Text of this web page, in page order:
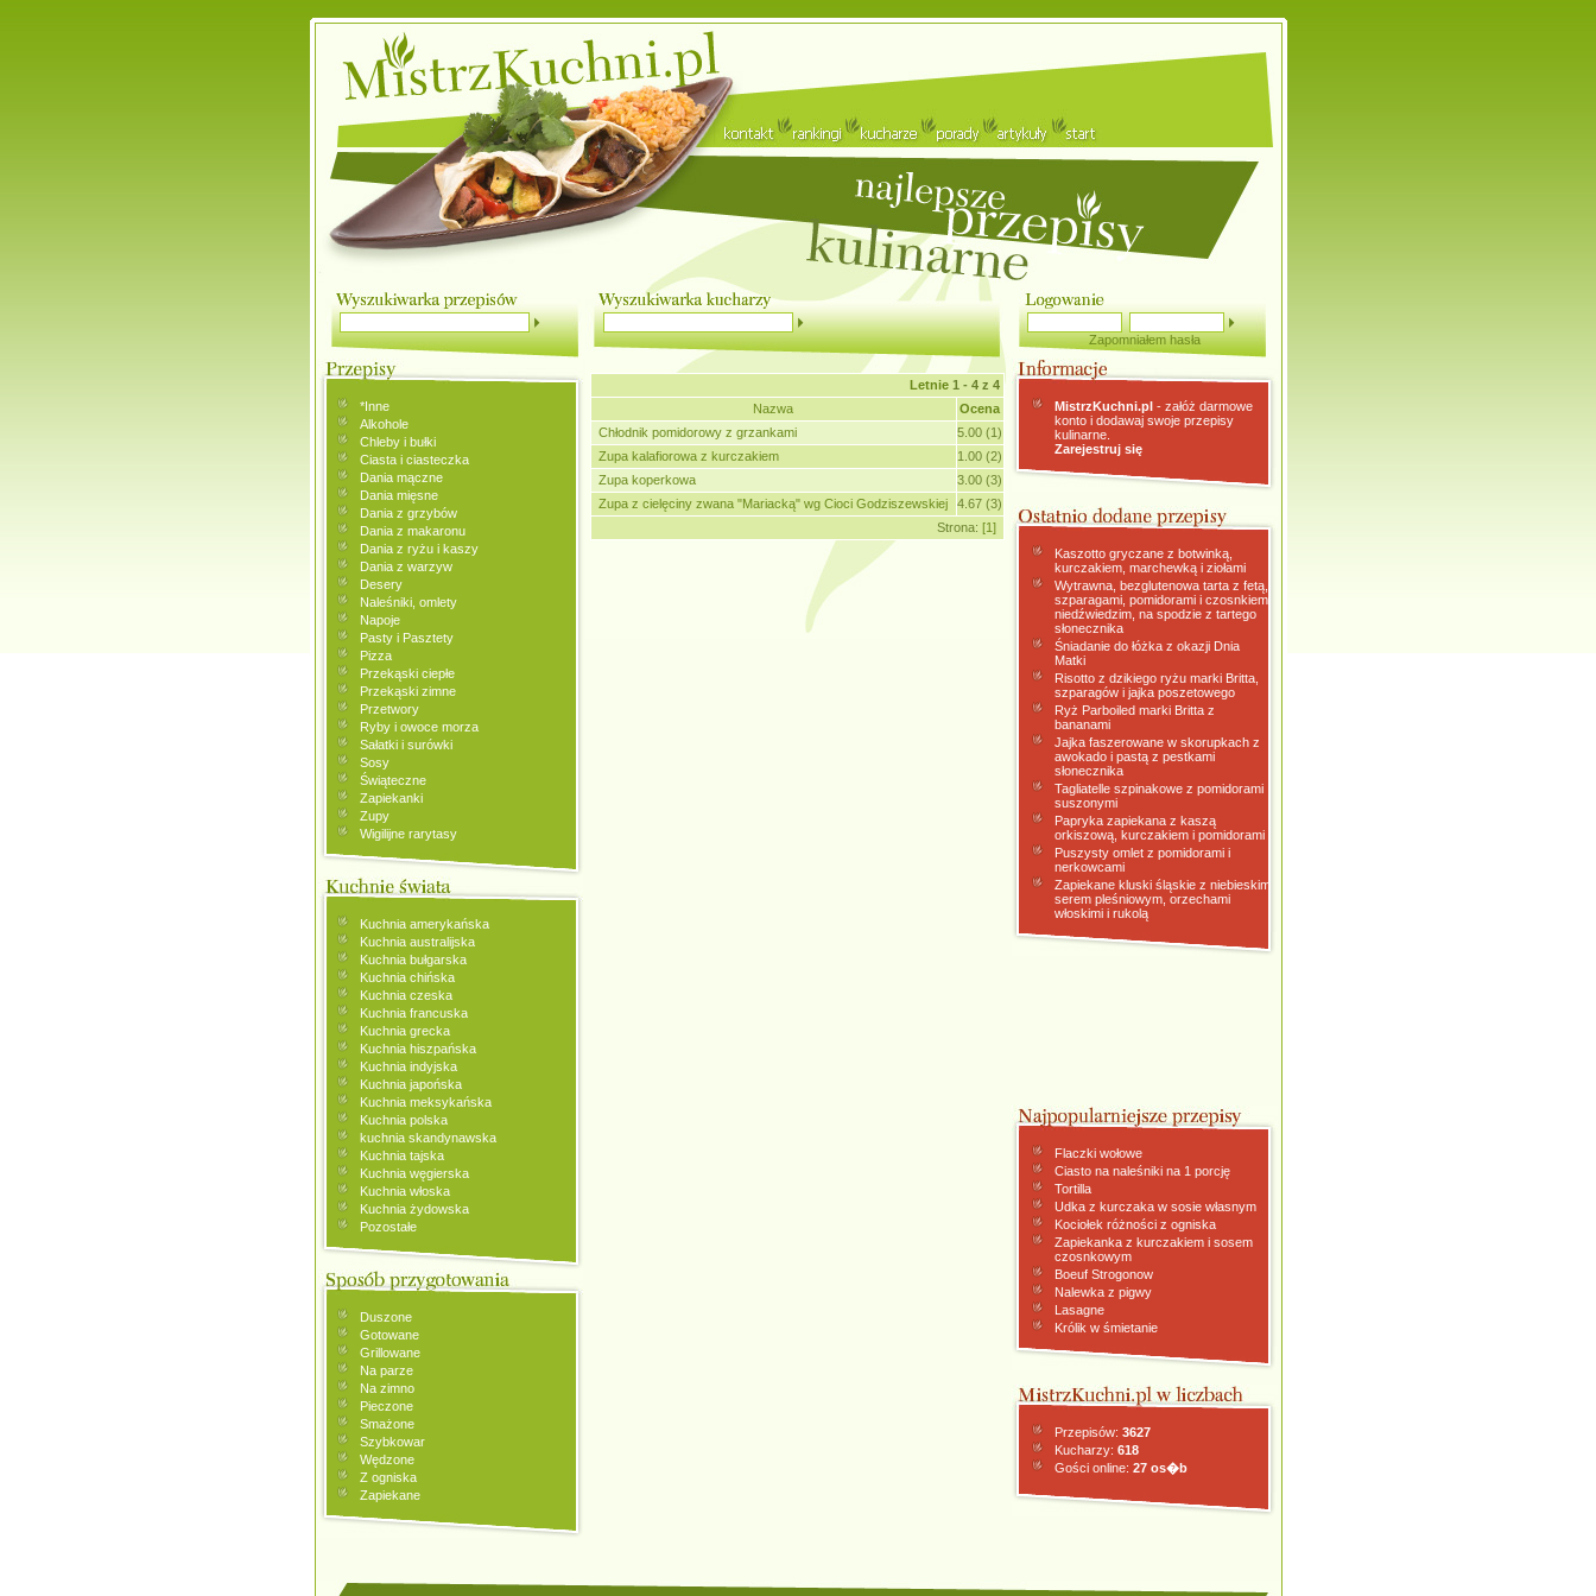
Zapomniałem hasła
*Inne
Alkohole
Chleby i bułki
Ciasta i ciasteczka
Dania mączne
Dania mięsne
Dania z grzybów
Dania z makaronu
Dania z ryżu i kaszy
Dania z warzyw
Desery
Naleśniki, omlety
Napoje
Pasty i Pasztety
Pizza
Przekąski ciepłe
Przekąski zimne
Przetwory
Ryby i owoce morza
Sałatki i surówki
Sosy
Świąteczne
Zapiekanki
Zupy
Wigilijne rarytasy
Kuchnia amerykańska
Kuchnia australijska
Kuchnia bułgarska
Kuchnia chińska
Kuchnia czeska
Kuchnia francuska
Kuchnia grecka
Kuchnia hiszpańska
Kuchnia indyjska
Kuchnia japońska
Kuchnia meksykańska
Kuchnia polska
kuchnia skandynawska
Kuchnia tajska
Kuchnia węgierska
Kuchnia włoska
Kuchnia żydowska
Pozostałe
Duszone
Gotowane
Grillowane
Na parze
Na zimno
Pieczone
Smażone
Szybkowar
Wędzone
Z ogniska
Zapiekane
Letnie 1 - 4 z 4
Nazwa
Ocena
Chłodnik pomidorowy z grzankami
5.00 (1)
Zupa kalafiorowa z kurczakiem
1.00 (2)
Zupa koperkowa
3.00 (3)
Zupa z cielęciny zwana "Mariacką" wg Cioci Godziszewskiej
4.67 (3)
Strona: [1]
MistrzKuchni.pl- załóż darmowe
konto i dodawaj swoje przepisy
kulinarne.
Zarejestruj się
Kaszotto gryczane z botwinką,
kurczakiem, marchewką i ziołami
Wytrawna, bezglutenowa tarta z fetą,
szparagami, pomidorami i czosnkiem
niedźwiedzim, na spodzie z tartego
słonecznika
Śniadanie do łóżka z okazji Dnia
Matki
Risotto z dzikiego ryżu marki Britta,
szparagów i jajka poszetowego
Ryż Parboiled marki Britta z
bananami
Jajka faszerowane w skorupkach z
awokado i pastą z pestkami
słonecznika
Tagliatelle szpinakowe z pomidorami
suszonymi
Papryka zapiekana z kaszą
orkiszową, kurczakiem i pomidorami
Puszysty omlet z pomidorami i
nerkowcami
Zapiekane kluski śląskie z niebieskim
serem pleśniowym, orzechami
włoskimi i rukolą
Flaczki wołowe
Ciasto na naleśniki na 1 porcję
Tortilla
Udka z kurczaka w sosie własnym
Kociołek różności z ogniska
Zapiekanka z kurczakiem i sosem
czosnkowym
Boeuf Strogonow
Nalewka z pigwy
Lasagne
Królik w śmietanie
Przepisów: 3627
Kucharzy: 618
Gości online: 27 os�b